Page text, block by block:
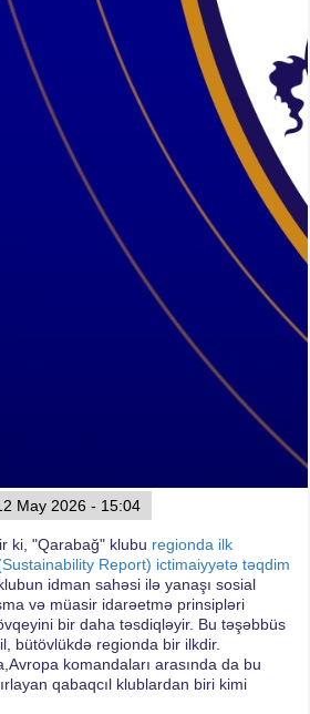
May 2026 - 15:04
ki, "Qarabağ" klubu regionda ilk
(Sustainability Report) ictimaiyyətə təqdim
idman sahəsi ilə yanaşı sosial
və müasir idarəetmə prinsipləri
bir daha təsdiqləyir. Bu təşəbbüs
bütövlükdə regionda bir ilkdir.
komandaları arasında da bu
qabaqcıl klublardan biri kimi